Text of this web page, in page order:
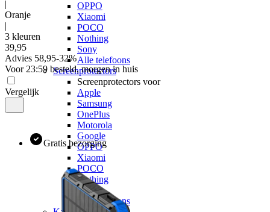
OPPO
Xiaomi
POCO
Nothing
Sony
Alle telefoons
Screenprotectors
Screenprotectors voor
Apple
Samsung
OnePlus
Motorola
Google
OPPO
Xiaomi
POCO
Nothing
Sony
Alle telefoons
|
Oranje
|
3 kleuren
39,95
Advies 58,95-32%
Voor 23:59 besteld, morgen in huis
Vergelijk
Gratis bezorging